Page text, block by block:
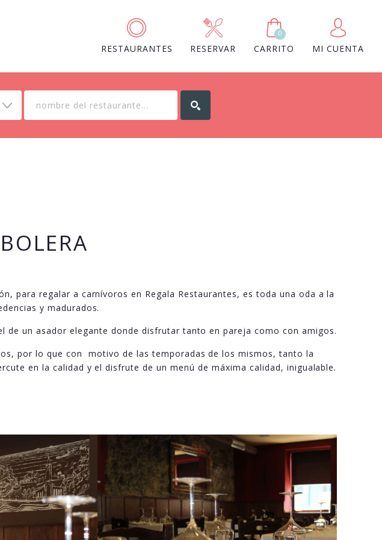
RESTAURANTES RESERVAR
0
CARRITO MI CUENTA
para regalar a carnívoros en Regala Restaurantes, es toda una oda a la
y madurados.
de un asador elegante donde disfrutar tanto en pareja como con amigos.
por lo que con motivo de las temporadas de los mismos, tanto la
en la calidad y el disfrute de un menú de máxima calidad, inigualable.